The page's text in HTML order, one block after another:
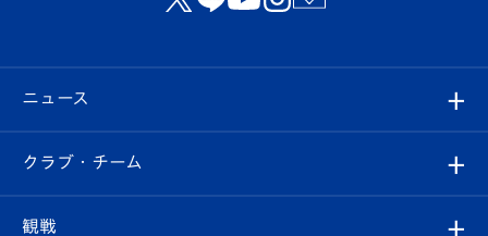
ニュース
すべて
クラブ・チーム
観戦